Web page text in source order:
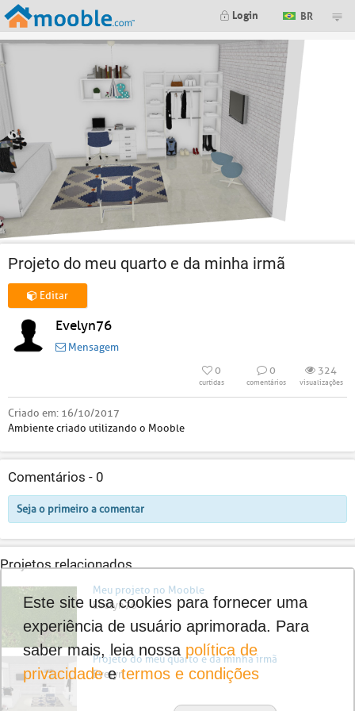
Login BR
Projeto do meu quarto e da minha irmã
Editar
Evelyn76
Mensagem
0
curtidas
0
comentários
324
visualizações
Criado em: 16/10/2017
Ambiente criado utilizando o Mooble
Comentários - 0
Seja o primeiro a comentar
Projetos relacionados
Meu projeto no Mooble
Evelyn76
Projeto do meu quarto e da minha irmã
Evelyn
Este site usa cookies para fornecer uma
experiência de usuário aprimorada. Para
saber mais, leia nossa política de
privacidadeetermos e condições